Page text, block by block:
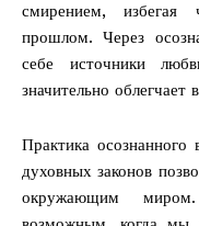
смирением,
прошлом. Через
себе источники
значительно
Практика
духовных законов
окружающим